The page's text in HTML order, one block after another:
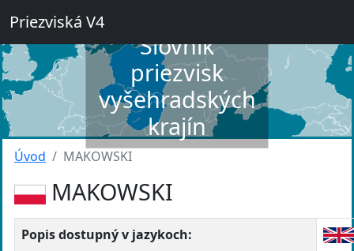
Priezviská V4
Slovník
priezvisk
vyšehradských
krajín
Úvod MAKOWSKI
MAKOWSKI
Popis dostupný v jazykoch: